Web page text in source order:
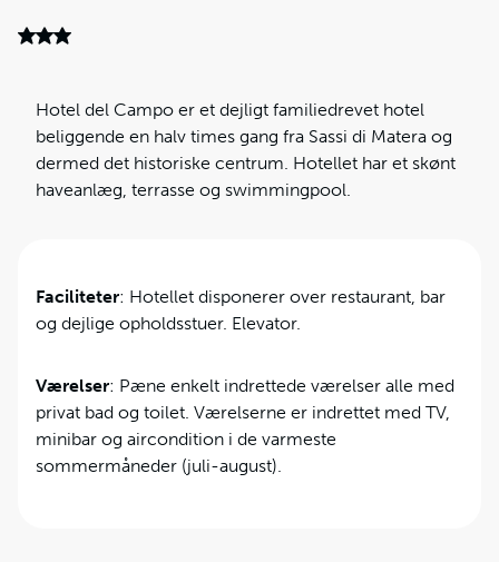
Hotel del Campo er et dejligt familiedrevet hotel
beliggende en halv times gang fra Sassi di Matera og
dermed det historiske centrum. Hotellet har et skønt
haveanlæg, terrasse og swimmingpool.
Faciliteter: Hotellet disponerer over restaurant, bar
og dejlige opholdsstuer. Elevator.
Værelser: Pæne enkelt indrettede værelser alle med
privat bad og toilet. Værelserne er indrettet med TV,
minibar og aircondition i de varmeste
sommermåneder (juli-august).